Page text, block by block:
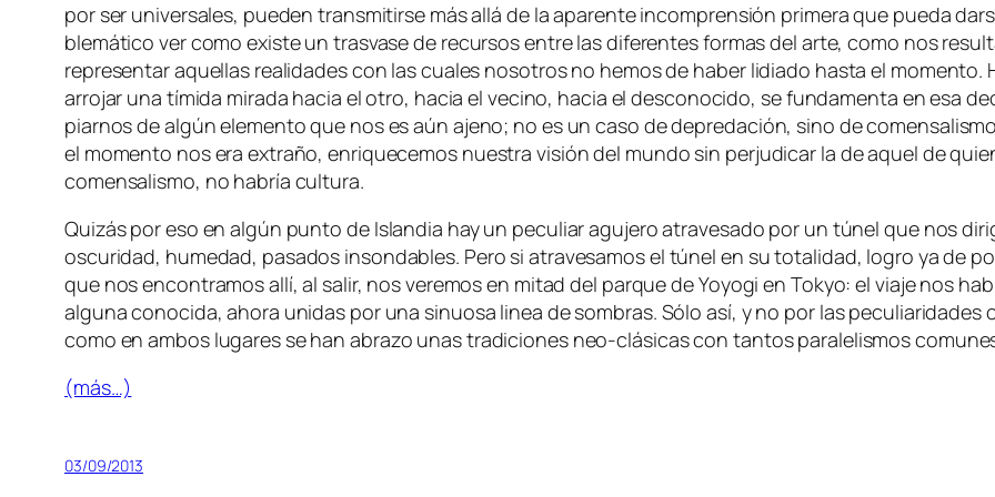
por ser uni­ver­sa­les, pue­den trans­mi­tir­se más allá de la apa­ren­te in­com­pren­sión pri­me­ra que pue­da
ble­má­ti­co ver co­mo exis­te un tras­va­se de re­cur­sos en­tre las di­fe­ren­tes for­mas del ar­te, co­mo nos
re­pre­sen­tar aque­llas reali­da­des con las cua­les no­so­tros no he­mos de ha­ber li­dia­do has­ta el
arro­jar una tí­mi­da mi­ra­da ha­cia el otro, ha­cia el ve­cino, ha­cia el des­co­no­ci­do, se fun­da­men­ta en esa
piar­nos de al­gún ele­men­to que nos es aún ajeno; no es un ca­so de de­pre­da­ción, sino de
el mo­men­to nos era ex­tra­ño, en­ri­que­ce­mos nues­tra vi­sión del mun­do sin per­ju­di­car la de aquel de
co­men­sa­lis­mo, no ha­bría cultura.
Quizás por eso en al­gún pun­to de Islandia hay un pe­cu­liar agu­je­ro atra­ve­sa­do por un tú­nel que nos
os­cu­ri­dad, hu­me­dad, pa­sa­dos in­son­da­bles. Pero si atra­ve­sa­mos el tú­nel en su to­ta­li­dad, lo­gro ya de
que nos en­con­tra­mos allí, al sa­lir, nos ve­re­mos en mi­tad del par­que deYoyogi en Tokyo: el via­je nos
al­gu­na co­no­ci­da, aho­ra uni­das por una si­nuo­sa li­nea de som­bras. Sólo así, y no por las
co­mo en am­bos lu­ga­res se han abra­zo unas tra­di­cio­nes neo-clásicas con tan­tos pa­ra­le­lis­mos
(más…)
03/09/2013